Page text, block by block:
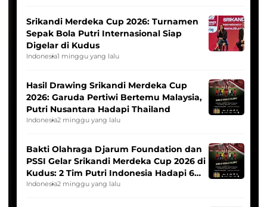
Srikandi Merdeka Cup 2026: Turnamen
Sepak Bola Putri Internasional Siap
Digelar di Kudus
Indonesia1 minggu yang lalu
Hasil Drawing Srikandi Merdeka Cup
2026: Garuda Pertiwi Bertemu Malaysia,
Putri Nusantara Hadapi Thailand
Indonesia2 minggu yang lalu
Bakti Olahraga Djarum Foundation dan
PSSI Gelar Srikandi Merdeka Cup 2026 di
Kudus: 2 Tim Putri Indonesia Hadapi 6
Tim Asia
Indonesia2 minggu yang lalu